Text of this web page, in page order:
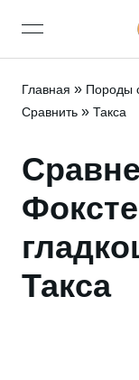
open navigation
Главная » Породы
Сравнить » Такса
Такса